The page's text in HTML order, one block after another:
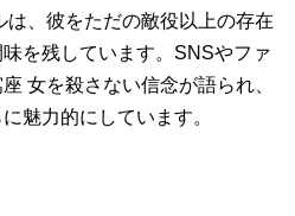
、彼をただの敵役以上の存在
を残しています。SNSやファ
女を殺さない信念が語られ、
魅力的にしています。